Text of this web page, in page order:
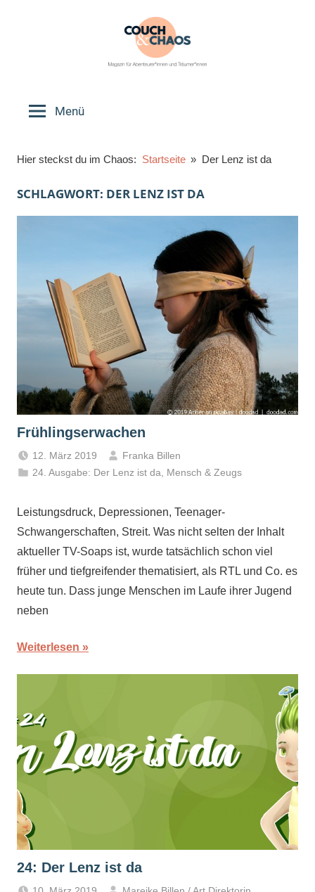
Chaos
Menü
Hier steckst du im Chaos: Startseite Der Lenz ist da
SCHLAGWORT: DER LENZ IST DA
Frühlingserwachen
12. März 2019
Franka Billen
24. Ausgabe: Der Lenz ist da
Mensch & Zeugs
Leistungsdruck, Depressionen, Teenager-
Schwangerschaften, Streit. Was nicht selten der Inhalt
aktueller TV-Soaps ist, wurde tatsächlich schon viel
früher und tiefgreifender thematisiert, als RTL und Co. es
heute tun. Dass junge Menschen im Laufe ihrer Jugend
neben
Weiterlesen
24: Der Lenz ist da